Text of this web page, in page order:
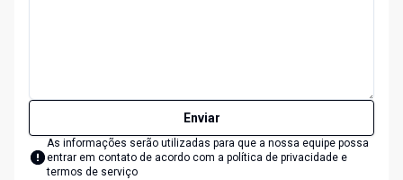
Enviar
As informações serão utilizadas para que a nossa equipe possa
entrar em contato de acordo com a política de privacidade e
termos de serviço